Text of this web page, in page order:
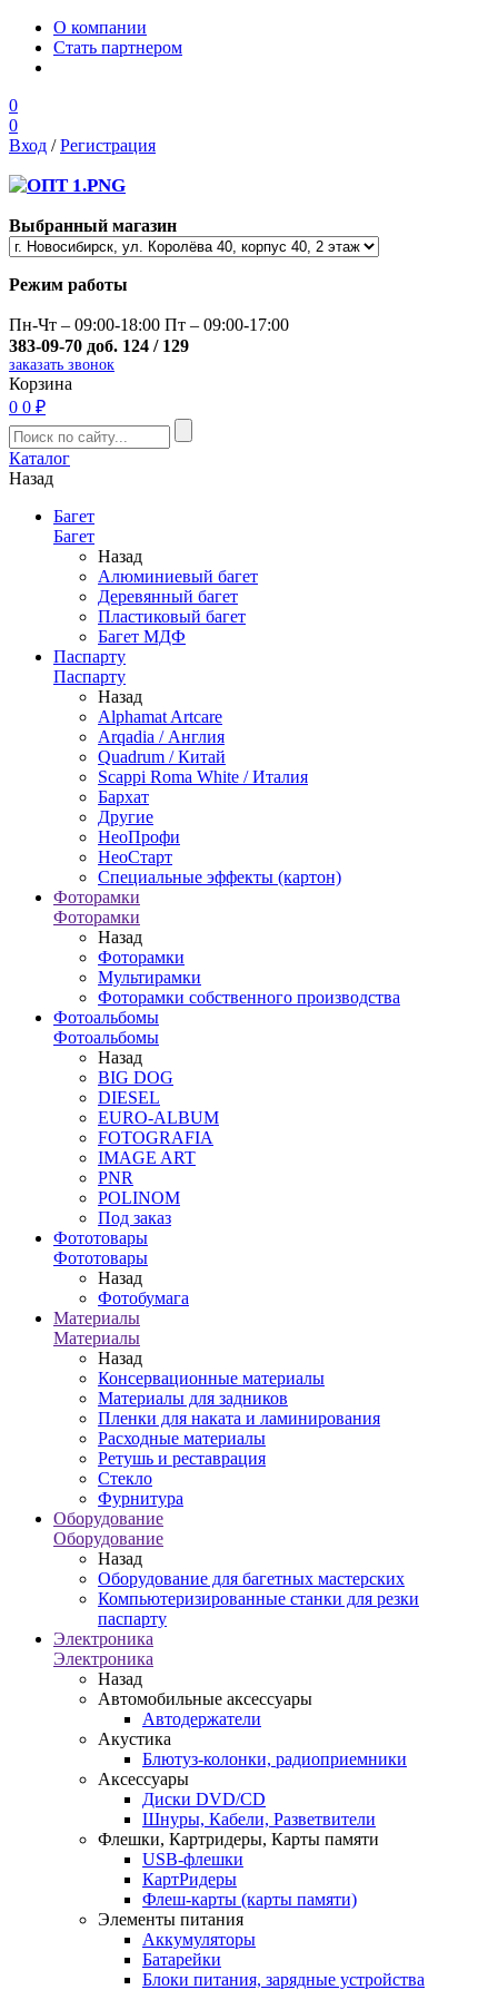
О компании
Стать партнером
0
0
Вход /Регистрация
Выбранный магазин
Режим работы
Пн-Чт – 09:00-18:00 Пт – 09:00-17:00
383-09-70 доб. 124 / 129
заказать звонок
Корзина
0 0 ₽
Каталог
Назад
Багет
Багет
Назад
Алюминиевый багет
Деревянный багет
Пластиковый багет
Багет МДФ
Паспарту
Паспарту
Назад
Alphamat Artcare
Arqadia / Англия
Quadrum / Китай
Scappi Roma White / Италия
Бархат
Другие
НеоПрофи
НеоСтарт
Специальные эффекты (картон)
Фоторамки
Фоторамки
Назад
Фоторамки
Мультирамки
Фоторамки собственного производства
Фотоальбомы
Фотоальбомы
Назад
BIG DOG
DIESEL
EURO-ALBUM
FOTOGRAFIA
IMAGE ART
PNR
POLINOM
Под заказ
Фототовары
Фототовары
Назад
Фотобумага
Материалы
Материалы
Назад
Консервационные материалы
Материалы для задников
Пленки для наката и ламинирования
Расходные материалы
Ретушь и реставрация
Стекло
Фурнитура
Оборудование
Оборудование
Назад
Оборудование для багетных мастерских
Компьютеризированные станки для резки
паспарту
Электроника
Электроника
Назад
Автомобильные аксессуары
Автодержатели
Акустика
Блютуз-колонки, радиоприемники
Аксессуары
Диски DVD/CD
Шнуры, Кабели, Разветвители
Флешки, Картридеры, Карты памяти
USB-флешки
КартРидеры
Флеш-карты (карты памяти)
Элементы питания
Аккумуляторы
Батарейки
Блоки питания, зарядные устройства